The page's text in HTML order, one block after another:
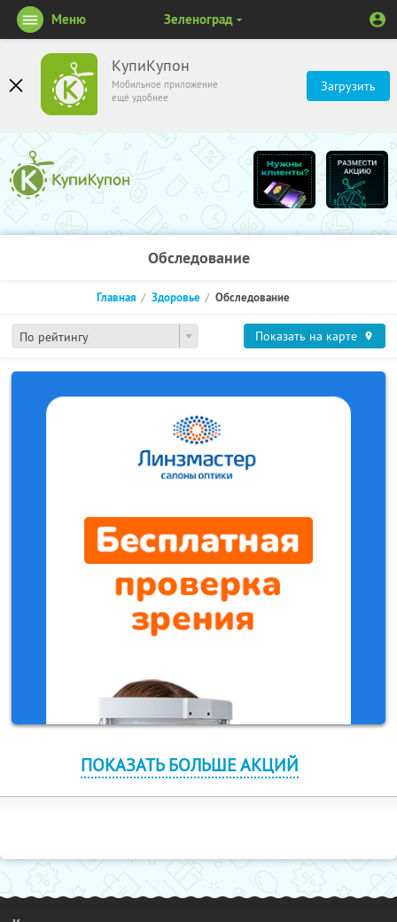
КупиКупон
Мобильное приложение
ещё удобнее
Загрузить
Меню Зеленоград
Обследование
По рейтингу
Главная Здоровье Обследование
Показать на карте
ПОКАЗАТЬ БОЛЬШЕ АКЦИЙ